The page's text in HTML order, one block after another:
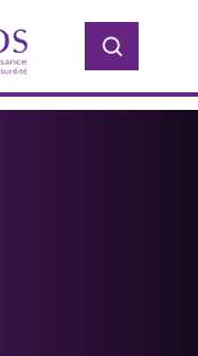
Rechercher :
Rechercher :